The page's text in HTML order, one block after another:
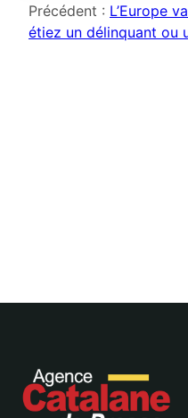
Précédent : L’Europe
étiez un délinquant ou